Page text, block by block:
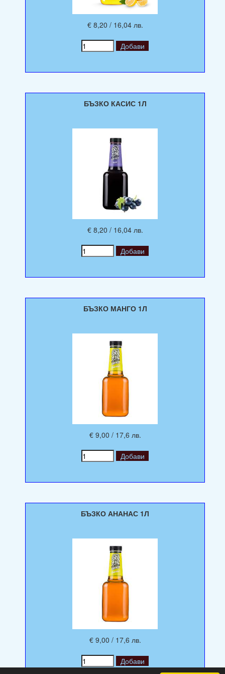
€ 8,20 / 16,04 лв.
БЪЗКО КАСИС 1Л
€ 8,20 / 16,04 лв.
БЪЗКО МАНГО 1Л
€ 9,00 / 17,6 лв.
БЪЗКО АНАНАС 1Л
€ 9,00 / 17,6 лв.